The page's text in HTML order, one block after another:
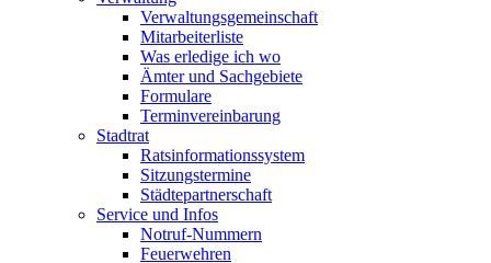
Verwaltungsgemeinschaft
Mitarbeiterliste
Was erledige ich wo
Ämter und Sachgebiete
Formulare
Terminvereinbarung
Stadtrat
Ratsinformationssystem
Sitzungstermine
Städtepartnerschaft
Service und Infos
Notruf-Nummern
Feuerwehren